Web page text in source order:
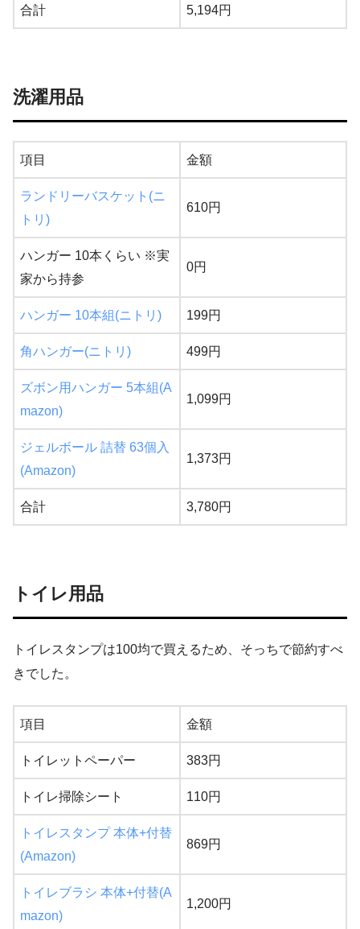
合計 5,194円
洗濯用品
項目 金額
ランドリーバスケット(ニ
トリ)
610円
ハンガー 10本くらい ※実
家から持参
0円
ハンガー 10本組(ニトリ) 199円
角ハンガー(ニトリ) 499円
ズボン用ハンガー 5本組(A
mazon)
1,099円
ジェルボール 詰替 63個入
(Amazon)
1,373円
合計 3,780円
トイレ用品
トイレスタンプは100均で買えるため、そっちで節約すべ
きでした。
項目 金額
トイレットペーパー 383円
トイレ掃除シート 110円
トイレスタンプ 本体+付替
(Amazon)
869円
トイレブラシ 本体+付替(A
mazon)
1,200円